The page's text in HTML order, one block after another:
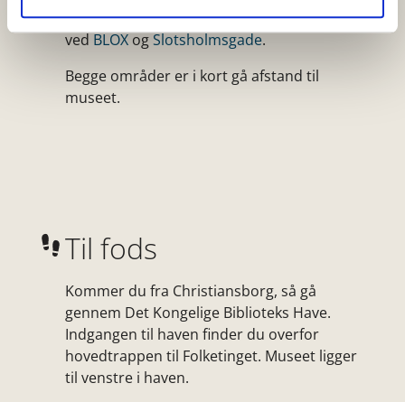
Vi kan dog anbefale parkering
vedBLOXogSlotsholmsgade.
Begge områder er i kort gå afstand til
museet.
Til fods
Kommer du fra Christiansborg, så gå
gennem Det Kongelige Biblioteks Have.
Indgangen til haven finder du overfor
hovedtrappen til Folketinget. Museet ligger
til venstre i haven.